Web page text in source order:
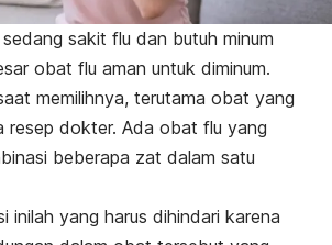
sakit flu dan butuh minum
obat flu aman untuk diminum.
memilihnya, terutama obat yang
resep dokter. Ada obat flu yang
beberapa zat dalam satu
inilah yang harus dihindari karena